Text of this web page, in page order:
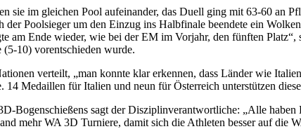
sie im gleichen Pool aufeinander, das Duell ging mit 63-60 an
Poolsieger um den Einzug ins Halbfinale beendete ein
am Ende wieder, wie bei der EM im Vorjahr, den fünften
(5-10) vorentschieden wurde.
verteilt, „man konnte klar erkennen, dass Länder wie
Medaillen für Italien und neun für Österreich unterstützen
Bogenschießens sagt der Disziplinverantwortliche: „Alle
mehr WA 3D Turniere, damit sich die Athleten besser auf die